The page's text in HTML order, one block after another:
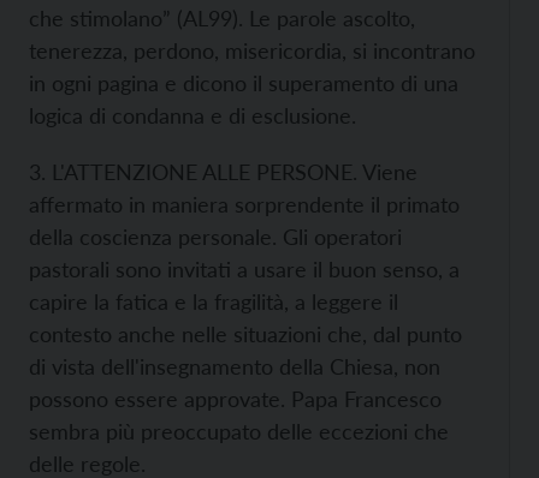
che stimolano” (AL99). Le parole ascolto,
tenerezza, perdono, misericordia, si incontrano
in ogni pagina e dicono il superamento di una
logica di condanna e di esclusione.
3. L'ATTENZIONE ALLE PERSONE. Viene
affermato in maniera sorprendente il primato
della coscienza personale. Gli operatori
pastorali sono invitati a usare il buon senso, a
capire la fatica e la fragilità, a leggere il
contesto anche nelle situazioni che, dal punto
di vista dell'insegnamento della Chiesa, non
possono essere approvate. Papa Francesco
sembra più preoccupato delle eccezioni che
delle regole.